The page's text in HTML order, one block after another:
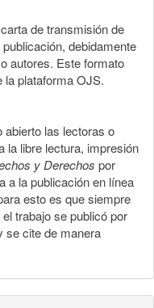
de transmisión de
debidamente
autores. Este formato
la plataforma OJS.
las lectoras o
la libre lectura, impresión
y Derechos por
a la publicación en línea
esto es que siempre
trabajo se publicó por
se cite de manera